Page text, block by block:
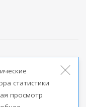
статистики
просмотр